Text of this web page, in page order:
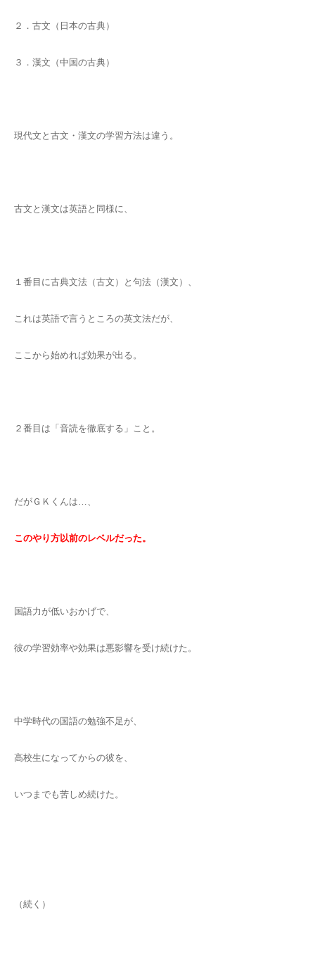
２．古文（日本の古典）
３．漢文（中国の古典）
現代文と古文・漢文の学習方法は違う。
古文と漢文は英語と同様に、
１番目に古典文法（古文）と句法（漢文）、
これは英語で言うところの英文法だが、
ここから始めれば効果が出る。
２番目は「音読を徹底する」こと。
だがＧＫくんは…、
このやり方以前のレベルだった。
国語力が低いおかげで、
彼の学習効率や効果は悪影響を受け続けた。
中学時代の国語の勉強不足が、
高校生になってからの彼を、
いつまでも苦しめ続けた。
（続く）